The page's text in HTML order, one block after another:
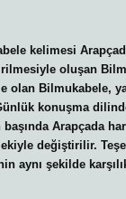
kelimesi
oluşan
olan Bilmukabele,
konuşma
Arapçada
değiştirilir.
aynı şekilde